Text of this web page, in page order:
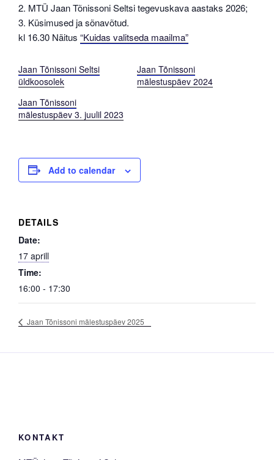
2. MTÜ Jaan Tõnissoni Seltsi tegevuskava aastaks 2026;
3. Küsimused ja sõnavõtud.
kl 16.30 Näitus “Kuidas valitseda maailma”
Jaan Tõnissoni Seltsi
üldkoosolek
Jaan Tõnissoni
mälestuspäev 2024
Jaan Tõnissoni
mälestuspäev 3. juulil 2023
Add to calendar
DETAILS
Date:
17 aprill
Time:
16:00 - 17:30
Jaan Tõnissoni mälestuspäev 2025
KONTAKT